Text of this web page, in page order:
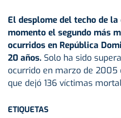
El desplome del techo de
momento el segundo más
ocurridos en República
20 años. Solo ha sido
ocurrido en marzo de 2005
que dejó 136 víctimas
ETIQUETAS